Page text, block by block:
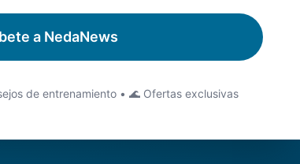
a NedaNews
de entrenamiento • 🌊 Ofertas exclusivas